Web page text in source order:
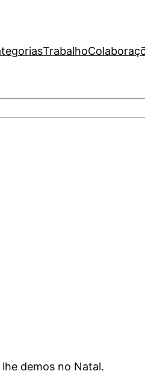
Trabalho
demos no Natal.